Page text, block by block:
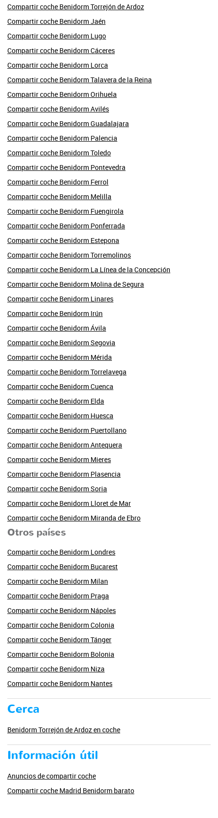
Compartir coche Benidorm Torrejón de Ardoz
Compartir coche Benidorm Jaén
Compartir coche Benidorm Lugo
Compartir coche Benidorm Cáceres
Compartir coche Benidorm Lorca
Compartir coche Benidorm Talavera de la Reina
Compartir coche Benidorm Orihuela
Compartir coche Benidorm Avilés
Compartir coche Benidorm Guadalajara
Compartir coche Benidorm Palencia
Compartir coche Benidorm Toledo
Compartir coche Benidorm Pontevedra
Compartir coche Benidorm Ferrol
Compartir coche Benidorm Melilla
Compartir coche Benidorm Fuengirola
Compartir coche Benidorm Ponferrada
Compartir coche Benidorm Estepona
Compartir coche Benidorm Torremolinos
Compartir coche Benidorm La Línea de la Concepción
Compartir coche Benidorm Molina de Segura
Compartir coche Benidorm Linares
Compartir coche Benidorm Irún
Compartir coche Benidorm Ávila
Compartir coche Benidorm Segovia
Compartir coche Benidorm Mérida
Compartir coche Benidorm Torrelavega
Compartir coche Benidorm Cuenca
Compartir coche Benidorm Elda
Compartir coche Benidorm Huesca
Compartir coche Benidorm Puertollano
Compartir coche Benidorm Antequera
Compartir coche Benidorm Mieres
Compartir coche Benidorm Plasencia
Compartir coche Benidorm Soria
Compartir coche Benidorm Lloret de Mar
Compartir coche Benidorm Miranda de Ebro
Otros países
Compartir coche Benidorm Londres
Compartir coche Benidorm Bucarest
Compartir coche Benidorm Milan
Compartir coche Benidorm Praga
Compartir coche Benidorm Nápoles
Compartir coche Benidorm Colonia
Compartir coche Benidorm Tánger
Compartir coche Benidorm Bolonia
Compartir coche Benidorm Niza
Compartir coche Benidorm Nantes
Cerca
Benidorm Torrejón de Ardoz en coche
Información útil
Anuncios de compartir coche
Compartir coche Madrid Benidorm barato